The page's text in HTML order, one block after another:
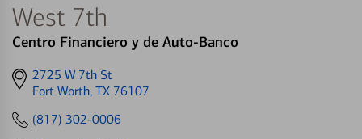
West 7th
Centro Financiero y de Auto-Banco
Get
directions
2725 W 7th St
Fort Worth, TX 76107
(817) 302-0006